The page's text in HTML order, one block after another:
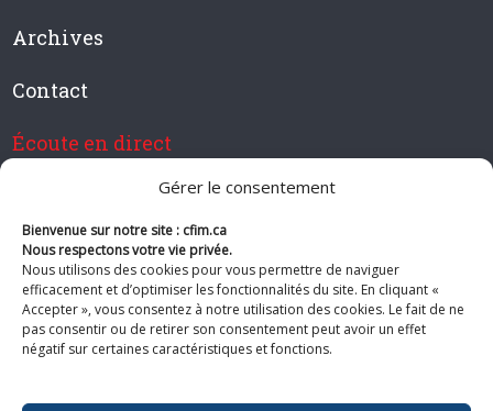
Gérer le consentement
Bienvenue sur notre site : cfim.ca
Nous respectons votre vie privée.
Nous utilisons des cookies pour vous permettre de naviguer
efficacement et d’optimiser les fonctionnalités du site. En cliquant «
Accepter », vous consentez à notre utilisation des cookies. Le fait de ne
pas consentir ou de retirer son consentement peut avoir un effet
négatif sur certaines caractéristiques et fonctions.
Archives
Contact
Écoute en direct
Devenir membre de CFIM
Suivez-nous